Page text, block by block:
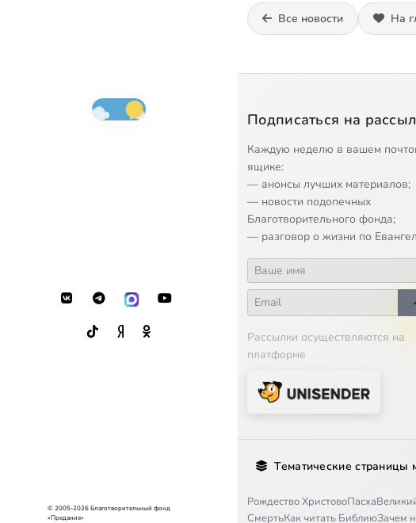
© 2005-2026 Благотворительный фонд
«Предание»
Все новости На
Подписаться на
Каждую неделю в вашем
ящике:
— анонсы лучших материалов;
— новости подопечных
Благотворительного фонда;
— разговор о жизни по
Рассылки осуществляются на
платформе
Тематические страницы
Рождество ХристовоПасха
СмертьКак читать БиблиюЗачем